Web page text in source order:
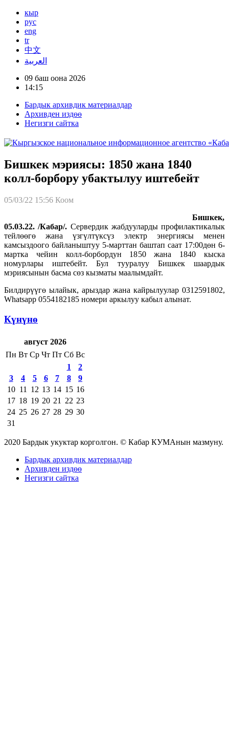
кыр
рус
eng
tr
中文
العربية
09 баш оона 2026
14:15
Бардык архивдик материалдар
Архивден издөө
Негизги сайтка
Бишкек мэриясы: 1850 жана 1840
колл-борбору убактылуу иштебейт
05/03/22 15:56 Коом
Бишкек,
05.03.22. /Кабар/. Сервердик жабдууларды профилактикалык
тейлөөгө жана үзгүлтүксүз электр энергиясы менен
камсыздоого байланыштуу 5-марттан баштап саат 17:00дөн 6-
мартка чейин колл-борбордун 1850 жана 1840 кыска
номурлары иштебейт. Бул тууралуу Бишкек шаардык
мэриясынын басма сөз кызматы маалымдайт.
Билдирүүгө ылайык, арыздар жана кайрылуулар 0312591802,
Whatsapp 0554182185 номери аркылуу кабыл алынат.
Күнүнө
август 2026
Пн Вт Ср Чт Пт Сб Вс
1
2
3
4 5 6 7 8
9
10 11 12 13 14 15 16
17 18 19 20 21 22 23
24 25 26 27 28 29 30
31
2020 Бардык укуктар корголгон. © Кабар КУМАнын мазмуну.
Бардык архивдик материалдар
Архивден издөө
Негизги сайтка